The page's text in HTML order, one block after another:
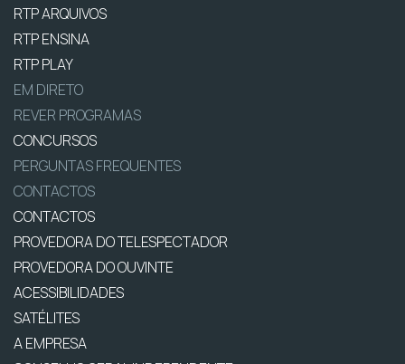
RTP ARQUIVOS
RTP ENSINA
RTP PLAY
EM DIRETO
REVER PROGRAMAS
CONCURSOS
PERGUNTAS FREQUENTES
CONTACTOS
CONTACTOS
PROVEDORA DO TELESPECTADOR
PROVEDORA DO OUVINTE
ACESSIBILIDADES
SATÉLITES
A EMPRESA